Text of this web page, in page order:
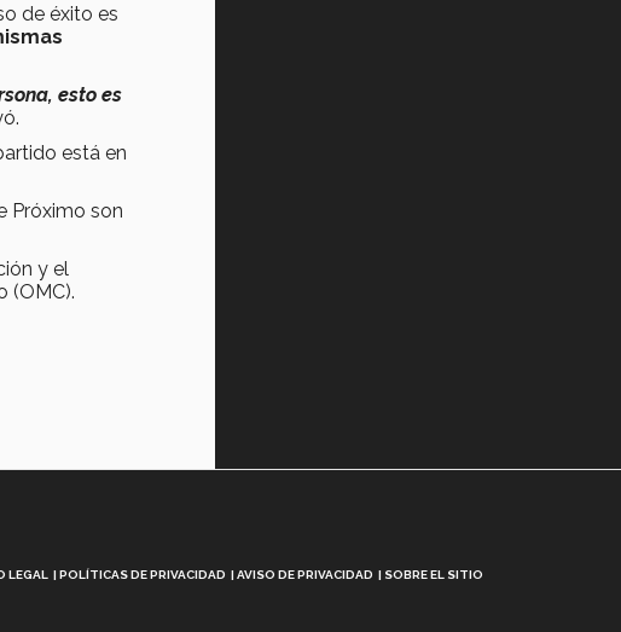
de éxito es
esto es
está en
Próximo son
y el
(OMC).
LEGAL POLÍTICAS DE PRIVACIDAD AVISO DE PRIVACIDAD SOBRE EL SITIO